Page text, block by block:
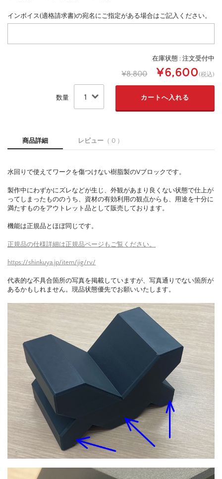
インボイス(適格請求書)の宛名にご指定がある場合はご記入ください。
在庫状態 : 注文受付中
¥8,800 ¥6,600(税込)
数量
商品詳細 レビュー （ 0 ）
水回りで使えてワークを傷つけない樹脂製のVブロックです。
製作中にわずかにズレなどが生じ、外観があまり良くない状態で仕上が
ってしまったもののうち、資材の有効利用の観点からも、用途を十分に
満たすものをアウトレット品として販売しております。
機能は正規品とほぼ同じです。
正規品の仕様詳細は正規品ページもご覧ください。
https://shinkuya.jp/item/jig/rv/
代表的な不具合箇所の写真を掲載していますが、写真通りでない箇所が
あるかもしれません。現品状態優先でお願いいたします。